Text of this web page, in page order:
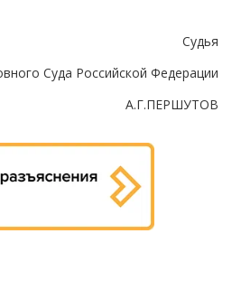
Судья
Суда Российской Федерации
А.Г.ПЕРШУТОВ